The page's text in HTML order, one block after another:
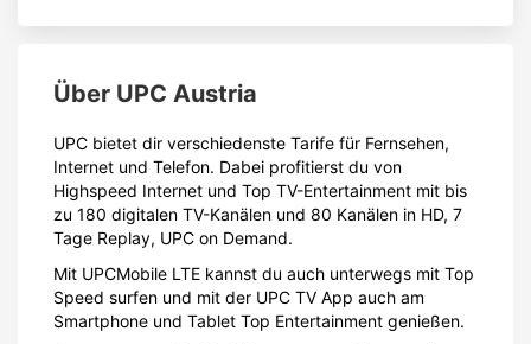
Über UPC Austria
UPC bietet dir verschiedenste Tarife für Fernsehen,
Internet und Telefon. Dabei profitierst du von
Highspeed Internet und Top TV-Entertainment mit bis
zu 180 digitalen TV-Kanälen und 80 Kanälen in HD, 7
Tage Replay, UPC on Demand.
Mit UPCMobile LTE kannst du auch unterwegs mit Top
Speed surfen und mit der UPC TV App auch am
Smartphone und Tablet Top Entertainment genießen.